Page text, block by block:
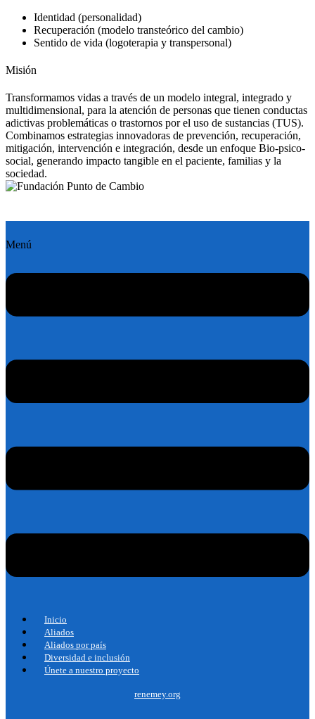
Identidad (personalidad)
Recuperación (modelo transteórico del cambio)
Sentido de vida (logoterapia y transpersonal)
Misión
Transformamos vidas a través de un modelo integral, integrado y
multidimensional, para la atención de personas que tienen conductas
adictivas problemáticas o trastornos por el uso de sustancias (TUS).
Combinamos estrategias innovadoras de prevención, recuperación,
mitigación, intervención e integración, desde un enfoque Bio-psico-
social, generando impacto tangible en el paciente, familias y la
sociedad.
Menú
Inicio
Aliados
Aliados por país
Diversidad e inclusión
Únete a nuestro proyecto
renemey.org